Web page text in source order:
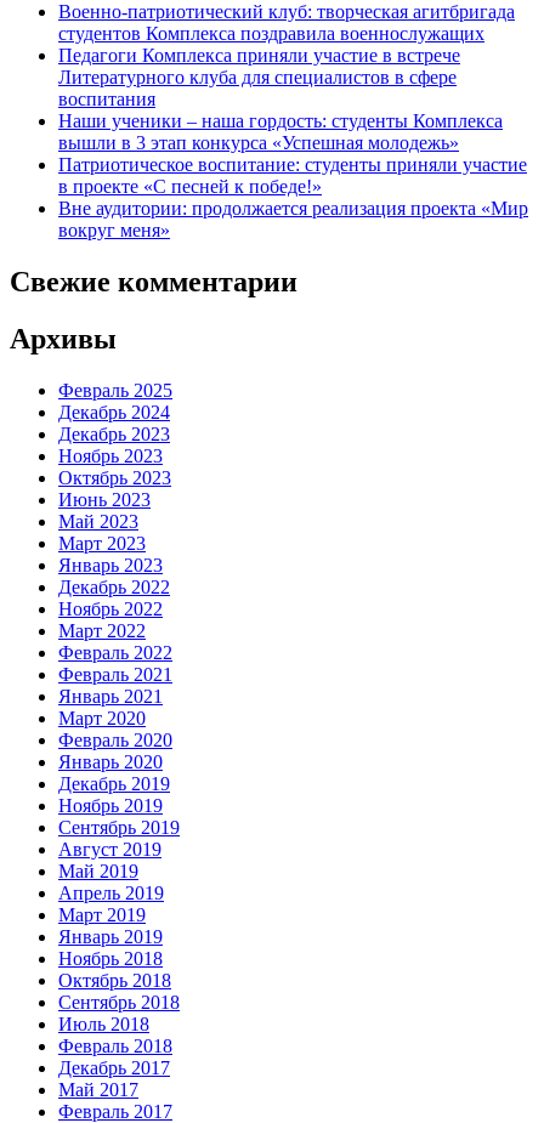
Военно-патриотический клуб: творческая агитбригада
студентов Комплекса поздравила военнослужащих
Педагоги Комплекса приняли участие в встрече
Литературного клуба для специалистов в сфере
воспитания
Наши ученики – наша гордость: студенты Комплекса
вышли в 3 этап конкурса «Успешная молодежь»
Патриотическое воспитание: студенты приняли участие
в проекте «С песней к победе!»
Вне аудитории: продолжается реализация проекта «Мир
вокруг меня»
Свежие комментарии
Архивы
Февраль 2025
Декабрь 2024
Декабрь 2023
Ноябрь 2023
Октябрь 2023
Июнь 2023
Май 2023
Март 2023
Январь 2023
Декабрь 2022
Ноябрь 2022
Март 2022
Февраль 2022
Февраль 2021
Январь 2021
Март 2020
Февраль 2020
Январь 2020
Декабрь 2019
Ноябрь 2019
Сентябрь 2019
Август 2019
Май 2019
Апрель 2019
Март 2019
Январь 2019
Ноябрь 2018
Октябрь 2018
Сентябрь 2018
Июль 2018
Февраль 2018
Декабрь 2017
Май 2017
Февраль 2017